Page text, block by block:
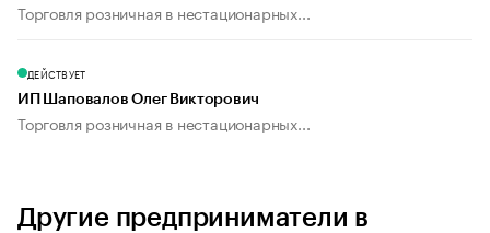
Торговля розничная в нестационарных...
ДЕЙСТВУЕТ
ИП Шаповалов Олег Викторович
Торговля розничная в нестационарных...
Другие предприниматели в